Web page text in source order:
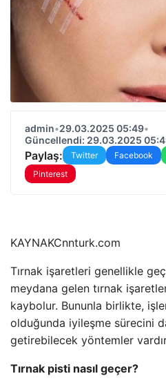
admin•29.03.2025 05:49•
Güncellendi: 29.03.2025
Paylaş: Twitter Facebook
Pinterest
KAYNAKCnnturk.com
Tırnak işaretleri genellikle
meydana gelen tırnak
kaybolur. Bununla birlikte,
olduğunda iyileşme sürecini
getirebilecek yöntemler
Tırnak pisti nasıl geçer?